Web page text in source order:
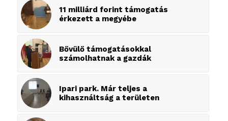
11 milliárd forint támogatás
érkezett a megyébe
Bővülő támogatásokkal
számolhatnak a gazdák
Ipari park. Már teljes a
kihasználtság a területen